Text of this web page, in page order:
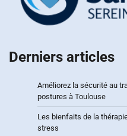
Derniers articles
Améliorez la sécurité au
postures à Toulouse
Les bienfaits de la
stress